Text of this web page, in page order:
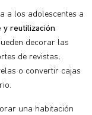
a los adolescentes a
y reutilización
decorar las
de revistas,
o convertir cajas
una habitación